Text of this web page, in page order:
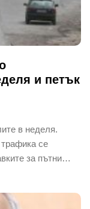
и петък
в неделя.
се
за пътни…